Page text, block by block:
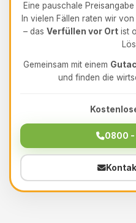
Eine pauschale
In vielen Fällen raten wir
– das Verfüllen vor Ort ist
Gemeinsam mit einem
und finden die
0800 -